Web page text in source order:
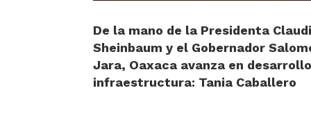
De la mano de la Presidenta
Sheinbaum y el Gobernador
Jara, Oaxaca avanza en
infraestructura: Tania Caballero